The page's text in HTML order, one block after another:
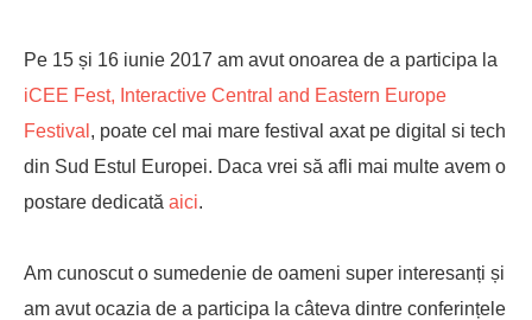
Pe 15 și 16 iunie 2017 am avut onoarea de a participa la
iCEE Fest, Interactive Central and Eastern Europe
Festival , poate cel mai mare festival axat pe digital si tech
din Sud Estul Europei. Daca vrei să afli mai multe avem o
postare dedicată aici.
Am cunoscut o sumedenie de oameni super interesanți și
am avut ocazia de a participa la câteva dintre conferințele